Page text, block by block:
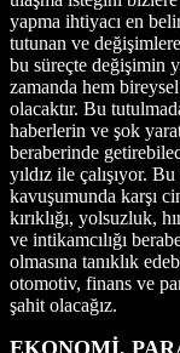
yapma ihtiyacı en
tutunan ve
bu süreçte değişimin
zamanda hem
olacaktır. Bu
haberlerin ve şok
beraberinde
yıldız ile çalışıyor.
kavuşumunda karşı
kırıklığı, yolsuzluk,
ve intikamcılığı
olmasına tanıklık
otomotiv, finans ve
şahit olacağız.
EKONOMİ,